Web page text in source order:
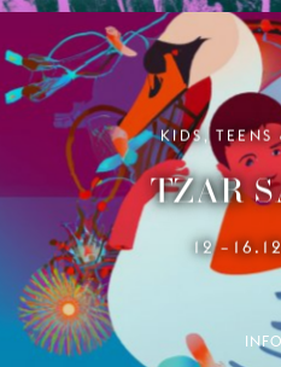
KIDS, TEENS
TZAR
12–
INFO